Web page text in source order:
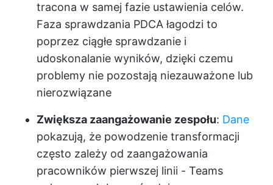
tracona w samej fazie ustawienia celów.
Faza sprawdzania PDCA łagodzi to
poprzez ciągłe sprawdzanie i
udoskonalanie wyników, dzięki czemu
problemy nie pozostają niezauważone lub
nierozwiązane
Zwiększa zaangażowanie zespołu: Dane
pokazują, że powodzenie transformacji
często zależy od zaangażowania
pracowników pierwszej linii - Teams